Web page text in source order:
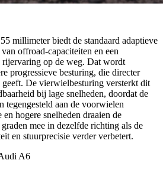
millimeter biedt de standaard adaptieve
offroad-capaciteiten en een
rijervaring op de weg. Dat wordt
progressieve besturing, die directer
geeft. De vierwielbesturing versterkt dit
bij lage snelheden, doordat de
tegengesteld aan de voorwielen
hogere snelheden draaien de
mee in dezelfde richting als de
en stuurprecisie verder verbetert.
A6